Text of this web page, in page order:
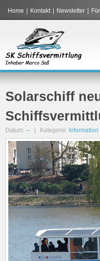
Home Kontakt Newsletter
Solarschiff
Datum: -- | Kategorie: Information